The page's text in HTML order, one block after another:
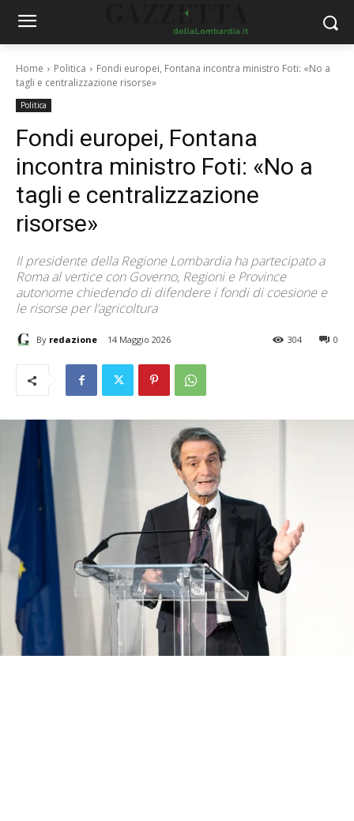
Home Politica
Fondi europei, Fontana incontra ministro Foti: «No a
tagli e centralizzazione risorse»
Politica
Fondi europei, Fontana
incontra ministro Foti: «No a
tagli e centralizzazione
risorse»
Il presidente della Regione Lombardia ha partecipato a
Roma al vertice con Governo, Regioni e Province
autonome chiedendo di difendere i fondi di coesione e
le risorse per l’agricoltura
By redazione 14 Maggio 2026 0
304